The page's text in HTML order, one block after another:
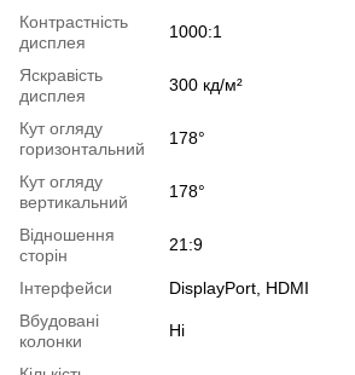
Контрастність
дисплея
1000:1
Яскравість
дисплея
300 кд/м²
Кут огляду
горизонтальний
178°
Кут огляду
вертикальний
178°
Відношення
сторін
21:9
Інтерфейси
DisplayPort, HDMI
Вбудовані
колонки
Ні